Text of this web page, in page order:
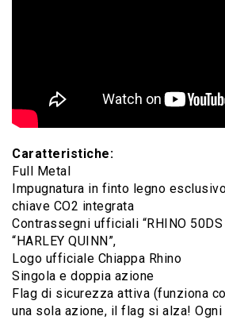
Caratteristiche:
Full Metal
Impugnatura in finto legno
chiave CO2 integrata
Contrassegni ufficiali “RHINO 50DS
“HARLEY QUINN”,
Logo ufficiale Chiappa Rhino
Singola e doppia azione
Flag di sicurezza attiva (funziona
una sola azione, il flag si alza!